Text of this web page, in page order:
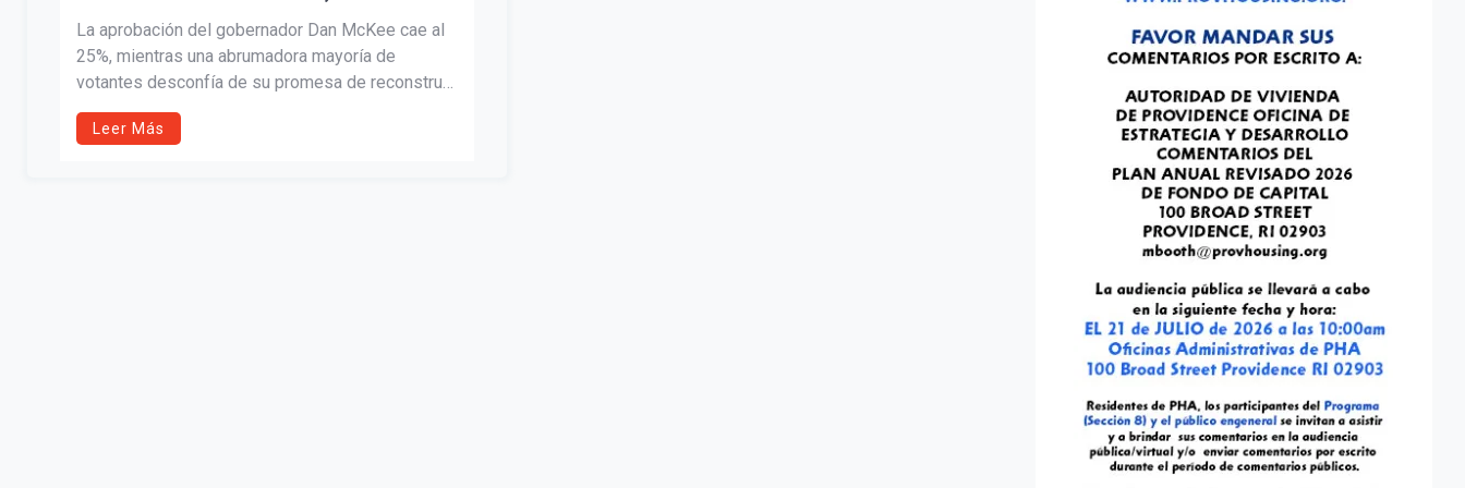
AUMENTANDO LA PRESIÓN SOBRE
SU PLAN PARA RECONSTRUIR EL
PUENTE WASHINGTON
La aprobación del gobernador Dan McKee cae al
25%, mientras una abrumadora mayoría de
votantes desconfía de su promesa de reconstruir
el Puente Washington a tiempo y dentro del
presupuesto. La encuesta del Centro Pell también
Leer Más